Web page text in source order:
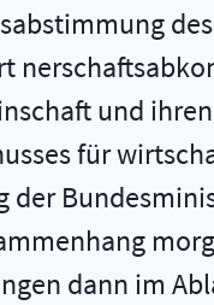
und
für
der
dann im